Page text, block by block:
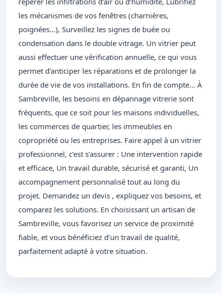
les mécanismes de vos fenêtres (charnières,
poignées…), Surveillez les signes de buée ou
condensation dans le double vitrage. Un vitrier peut
aussi effectuer une vérification annuelle, ce qui vous
permet d’anticiper les réparations et de prolonger la
durée de vie de vos installations. En fin de compte… À
Sambreville, les besoins en dépannage vitrerie sont
fréquents, que ce soit pour les maisons individuelles,
les commerces de quartier, les immeubles en
copropriété ou les entreprises. Faire appel à un vitrier
professionnel, c’est s’assurer : Une intervention rapide
et efficace, Un travail durable, sécurisé et garanti, Un
accompagnement personnalisé tout au long du
projet. Demandez un devis , expliquez vos besoins, et
comparez les solutions. En choisissant un artisan de
Sambreville, vous favorisez un service de proximité
fiable, et vous bénéficiez d’un travail de qualité,
parfaitement adapté à votre situation.